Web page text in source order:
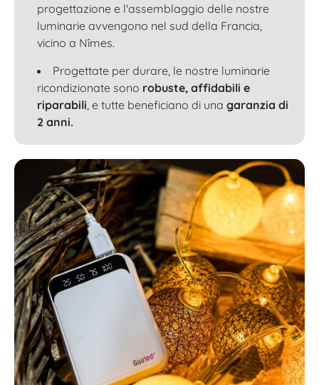
progettazione e l'assemblaggio delle nostre
luminarie avvengono nel sud della Francia,
vicino a Nîmes.
Progettate per durare, le nostre luminarie
ricondizionate sono robuste, affidabili e
riparabili , e tutte beneficiano di una garanzia di
2 anni.